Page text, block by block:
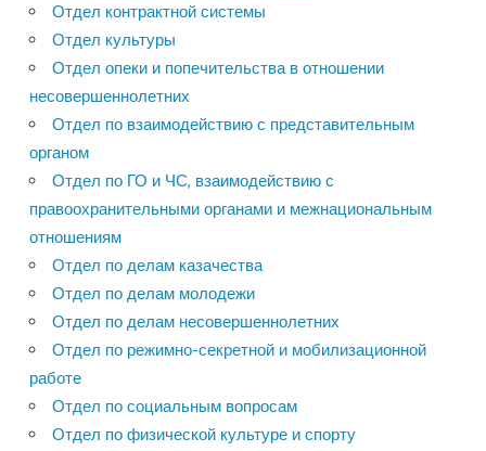
Отдел контрактной системы
Отдел культуры
Отдел опеки и попечительства в отношении
несовершеннолетних
Отдел по взаимодействию с представительным
органом
Отдел по ГО и ЧС, взаимодействию с
правоохранительными органами и межнациональным
отношениям
Отдел по делам казачества
Отдел по делам молодежи
Отдел по делам несовершеннолетних
Отдел по режимно-секретной и мобилизационной
работе
Отдел по социальным вопросам
Отдел по физической культуре и спорту